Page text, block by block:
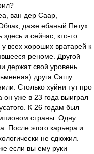
ван дер Саар,
даже ебаный Петух.
здесь и сейчас, кто-то
всех хороших вратарей к
реноме. Другой
держат свой уровень.
друга Сашу
Столько хуйни тут про
он уже в 23 года выиграл
К 26 годам был
страны. Одну
После этого карьера и
не сдюжил.
если вы ему руки